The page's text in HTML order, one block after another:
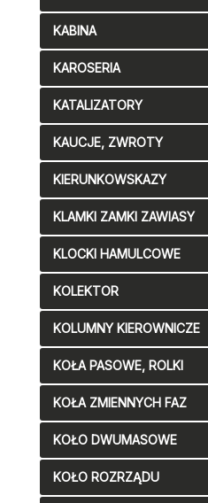
KABINA
KAROSERIA
KATALIZATORY
KAUCJE, ZWROTY
KIERUNKOWSKAZY
KLAMKI ZAMKI ZAWIASY
KLOCKI HAMULCOWE
KOLEKTOR
KOLUMNY KIEROWNICZE
KOŁA PASOWE, ROLKI
KOŁA ZMIENNYCH FAZ
KOŁO DWUMASOWE
KOŁO ROZRZĄDU